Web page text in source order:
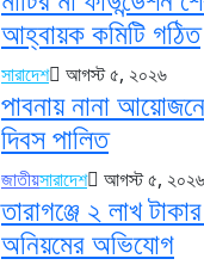
আহ্বায়ক কমিটি গঠিত
সারাদেশ আগস্ট ৫, ২০২৬
পাবনায় নানা
দিবস পালিত
জাতীয়সারাদেশ আগস্ট ৫, ২০২৬
তারাগঞ্জে ২ লাখ
অনিয়মের অভিযোগ